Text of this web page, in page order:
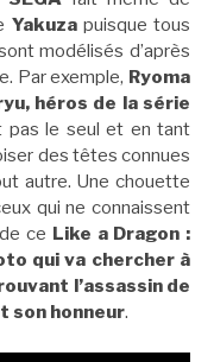
Yakuza puisque tous
modélisés d’après
Par exemple, Ryoma
héros de la série
pas le seul et en tant
des têtes connues
autre. Une chouette
qui ne connaissent
ce Like a Dragon :
qui va chercher à
l’assassin de
son honneur.